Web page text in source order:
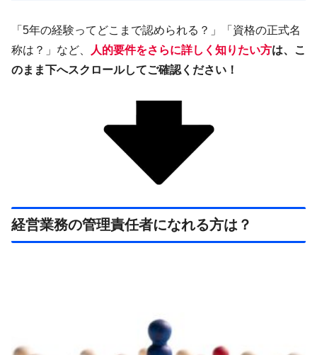
「5年の経験ってどこまで認められる？」「資格の正式名
称は？」など、
人的要件をさらに詳しく知りたい方は、こ
のまま下へスクロールしてご確認ください！
経営業務の管理責任者になれる方は？